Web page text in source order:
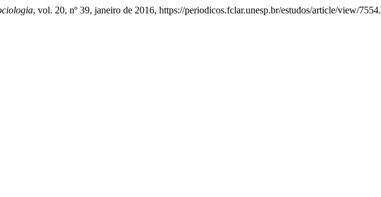
, vol. 20, nº 39, janeiro de 2016, https://periodicos.fclar.unesp.br/estudos/article/view/7554.